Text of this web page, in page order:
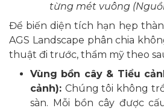
từng mét vuông
Để biến diện tích hạn hẹp
AGS Landscape phân chia
thuật đi trước, thẩm mỹ theo
Vùng bồn cây & Tiểu
cảnh): Chúng tôi không
sàn. Mỗi bồn cây được